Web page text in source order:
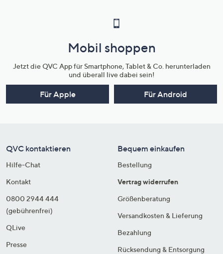
Mobil shoppen
Jetzt die QVC App für Smartphone, Tablet & Co. herunterladen
und überall live dabei sein!
Für Apple Für Android
QVC kontaktieren
Hilfe-Chat
Kontakt
0800 2944 444
(gebührenfrei)
QLive
Presse
Bequem einkaufen
Bestellung
Vertrag widerrufen
Größenberatung
Versandkosten & Lieferung
Bezahlung
Rücksendung & Entsorgung